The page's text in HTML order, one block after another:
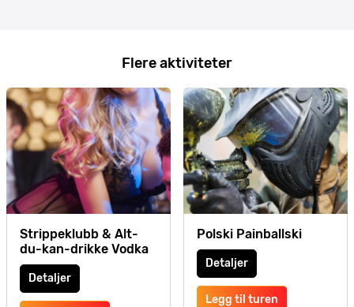
Flere aktiviteter
Strippeklubb & Alt-
du-kan-drikke Vodka
Detaljer
Polski Painballski
Detaljer
Legg til turen